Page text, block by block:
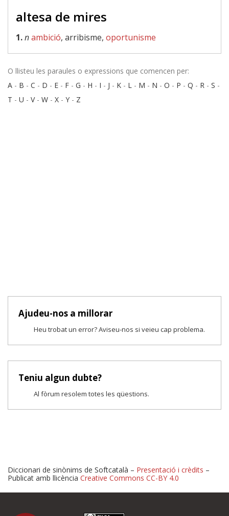
altesa de mires
1.nambició, arribisme, oportunisme
O llisteu les paraules o expressions que comencen per:
A - B - C - D - E - F - G - H - I - J - K - L - M - N - O - P - Q - R - S -
T - U - V- W - X - Y - Z
Ajudeu-nos a millorar
Heu trobat un error? Aviseu-nos si veieu cap problema.
Teniu algun dubte?
Al fòrum resolem totes les qüestions.
Diccionari de sinònims de Softcatalà – Presentació i crèdits –
Publicat amb llicència Creative Commons CC-BY 4.0